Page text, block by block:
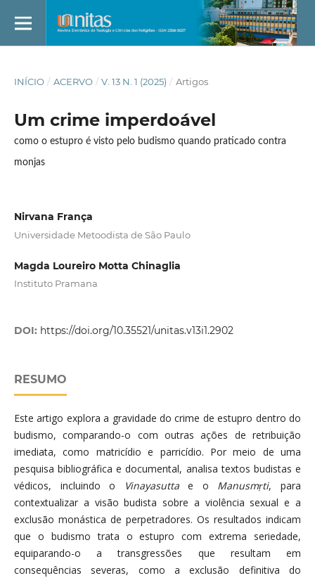
INÍCIO / ACERVO / V. 13 N. 1 (2025) / Artigos
Um crime imperdoável
como o estupro é visto pelo budismo quando praticado contra
monjas
Nirvana França
Universidade Metoodista de São Paulo
Magda Loureiro Motta Chinaglia
Instituto Pramana
DOI: https://doi.org/10.35521/unitas.v13i1.2902
RESUMO
Este artigo explora a gravidade do crime de estupro dentro do
budismo, comparando-o com outras ações de retribuição
imediata, como matricídio e parricídio. Por meio de uma
pesquisa bibliográfica e documental, analisa textos budistas e
védicos, incluindo o
Vinayasuttae o Manusmṛti, para
contextualizar a visão budista sobre a violência sexual e a
exclusão monástica de perpetradores. Os resultados indicam
que o budismo trata o estupro com extrema seriedade,
equiparando-o a transgressões que resultam em
consequências severas, como a exclusão definitiva do